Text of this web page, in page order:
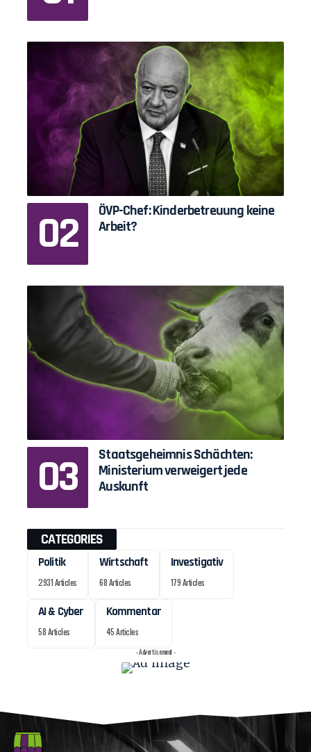
ÖVP-Chef: Kinderbetreuung keine
Arbeit?
Staatsgeheimnis Schächten:
Ministerium verweigert jede
Auskunft
CATEGORIES
Politik
2931 Articles
Wirtschaft
68 Articles
Investigativ
179 Articles
AI & Cyber
58 Articles
Kommentar
45 Articles
- Advertisement -